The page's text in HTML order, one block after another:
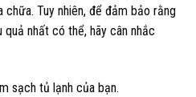
Tuy nhiên, để đảm bảo rằng
nhất có thể, hãy cân nhắc
sạch tủ lạnh của bạn.